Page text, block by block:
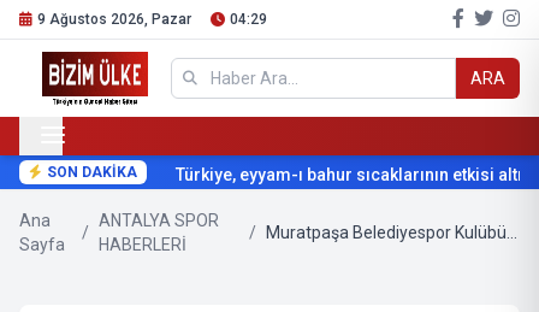
9 Ağustos 2026, Pazar 04:29
ARA
SON DAKİKA Türkiye, eyyam-ı bahur sıcaklarının etkisi
Ana
Sayfa
/
ANTALYA SPOR
HABERLERİ
/